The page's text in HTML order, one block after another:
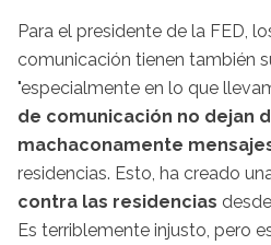
Para el presidente de la FED,
comunicación tienen también
"especialmente en lo que
de comunicación no dejan
machaconamente
residencias. Esto, ha creado
contra las residencias
Es terriblemente injusto, pero